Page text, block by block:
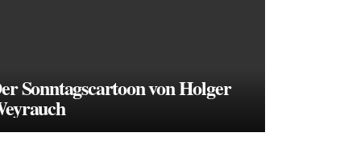
Sonntagscartoon von Holger